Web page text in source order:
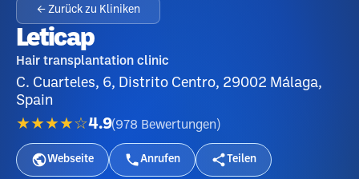
← Zurück zu Kliniken
Leticap
Hair transplantation clinic
C. Cuarteles, 6, Distrito Centro, 29002 Málaga,
Spain
★★★★☆4.9(978 Bewertungen )
Webseite Anrufen Teilen